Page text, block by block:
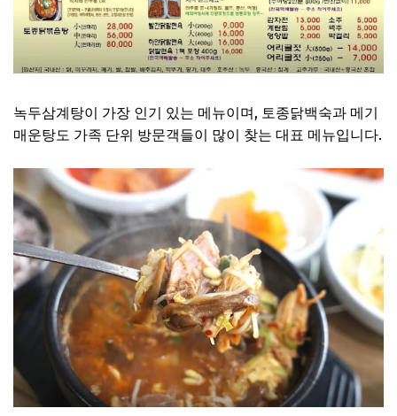
녹두삼계탕이 가장 인기 있는 메뉴이며, 토종닭백숙과 메기
매운탕도 가족 단위 방문객들이 많이 찾는 대표 메뉴입니다.